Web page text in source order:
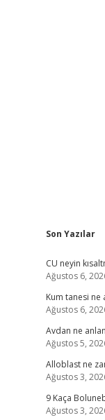
Son Yazılar
CU neyin
Ağustos 6,
Kum tanesi ne
Ağustos 6,
Avdan ne
Ağustos 5,
Alloblast ne
Ağustos 3,
9 Kaça
Ağustos 3,